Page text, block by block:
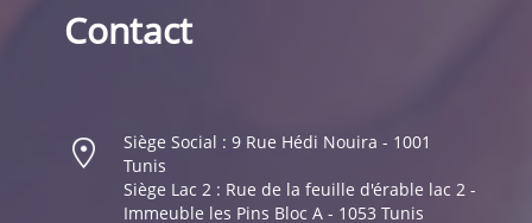
Contact
Siège Social : 9 Rue Hédi Nouira - 1001
Tunis
Siège Lac 2 : Rue de la feuille d'érable lac 2 -
Immeuble les Pins Bloc A - 1053 Tunis